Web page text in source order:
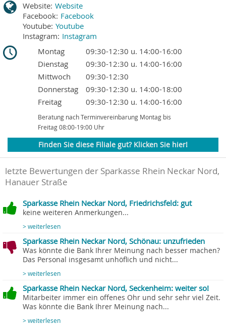
Website: Website
Facebook: Facebook
Youtube: Youtube
Instagram: Instagram
Montag
09:30-12:30 u. 14:00-16:00
Dienstag
09:30-12:30 u. 14:00-16:00
Mittwoch
09:30-12:30
Donnerstag
09:30-12:30 u. 14:00-18:00
Freitag
09:30-12:30 u. 14:00-16:00
Beratung nach Terminvereinbarung Montag bis
Freitag 08:00-19:00 Uhr
Finden Sie diese Filiale gut? Klicken Sie hier!
letzte Bewertungen der Sparkasse Rhein Neckar Nord,
Hanauer Straße
Sparkasse Rhein Neckar Nord, Friedrichsfeld: gut
keine weiteren Anmerkungen...
> weiterlesen
Sparkasse Rhein Neckar Nord, Schönau: unzufrieden
Was könnte die Bank Ihrer Meinung nach besser machen?
Das Personal insgesamt unhöflich und nicht...
> weiterlesen
Sparkasse Rhein Neckar Nord, Seckenheim: weiter so!
Mitarbeiter immer ein offenes Ohr und sehr sehr viel Zeit.
Was könnte die Bank Ihrer Meinung nach...
> weiterlesen